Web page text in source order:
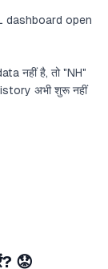
dashboard open
नहीं है, तो "NH"
अभी शुरू नहीं
😟